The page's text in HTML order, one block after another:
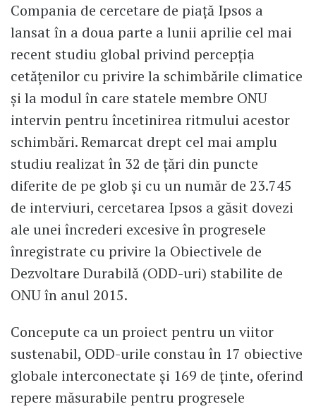
Compania de cercetare de piață Ipsos a
lansat în a doua parte a lunii aprilie cel mai
recent studiu global privind percepția
cetățenilor cu privire la schimbările climatice
și la modul în care statele membre ONU
intervin pentru încetinirea ritmului acestor
schimbări. Remarcat drept cel mai amplu
studiu realizat în 32 de țări din puncte
diferite de pe glob și cu un număr de 23.745
de interviuri, cercetarea Ipsos a găsit dovezi
ale unei încrederi excesive în progresele
înregistrate cu privire la Obiectivele de
Dezvoltare Durabilă (ODD-uri) stabilite de
ONU în anul 2015.
Concepute ca un proiect pentru un viitor
sustenabil, ODD-urile constau în 17 obiective
globale interconectate și 169 de ținte, oferind
repere măsurabile pentru progresele